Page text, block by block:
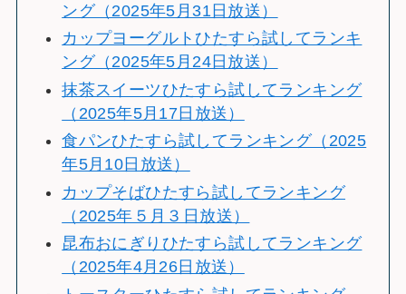
ング（2025年5月31日放送）
カップヨーグルトひたすら試してランキ
ング（2025年5月24日放送）
抹茶スイーツひたすら試してランキング
（2025年5月17日放送）
食パンひたすら試してランキング（2025
年5月10日放送）
カップそばひたすら試してランキング
（2025年５月３日放送）
昆布おにぎりひたすら試してランキング
（2025年4月26日放送）